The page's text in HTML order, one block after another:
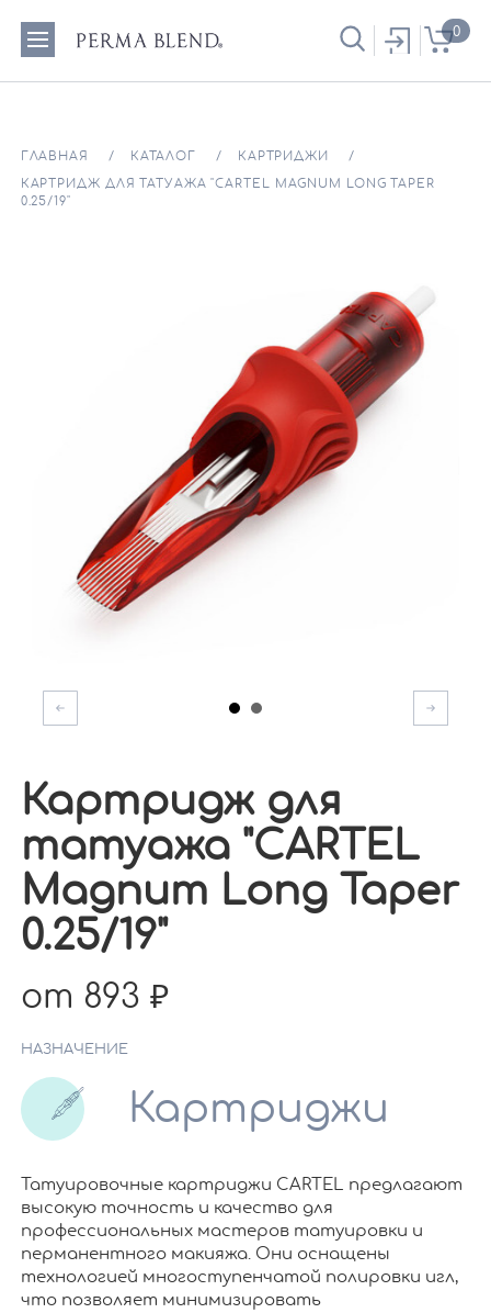
0
ГЛАВНАЯ КАТАЛОГ КАРТРИДЖИ
КАРТРИДЖ ДЛЯ ТАТУАЖА "CARTEL MAGNUM LONG TAPER
0.25/19"
Картридж для
татуажа "CARTEL
Magnum Long Taper
0.25/19"
от 893
НАЗНАЧЕНИЕ
Картриджи
Татуировочные картриджи CARTEL предлагают
высокую точность и качество для
профессиональных мастеров татуировки и
перманентного макияжа. Они оснащены
технологией многоступенчатой полировки игл,
что позволяет минимизировать